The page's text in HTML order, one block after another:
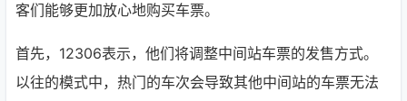
客们能够更加放心地购买车票。
首先，12306表示，他们将调整中间站车票的发售方式。
以往的模式中，热门的车次会导致其他中间站的车票无法